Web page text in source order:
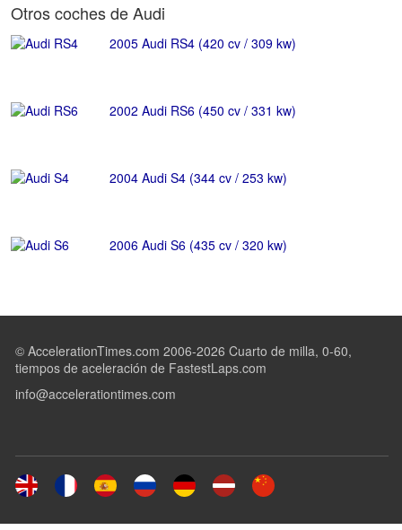
Otros coches de Audi
2005 Audi RS4 (420 cv / 309 kw)
2002 Audi RS6 (450 cv / 331 kw)
2004 Audi S4 (344 cv / 253 kw)
2006 Audi S6 (435 cv / 320 kw)
© AccelerationTimes.com 2006-2026 Cuarto de milla, 0-60,
tiempos de aceleración de FastestLaps.com
info@accelerationtimes.com